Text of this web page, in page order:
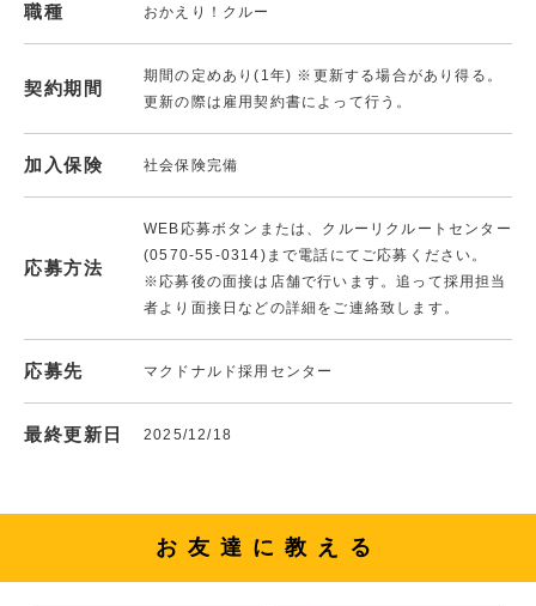
職種 おかえり！クルー
契約期間
期間の定めあり(1年) ※更新する場合があり得る。
更新の際は雇用契約書によって行う。
加入保険 社会保険完備
応募方法
WEB応募ボタンまたは、クルーリクルートセンター
(0570-55-0314)まで電話にてご応募ください。
※応募後の面接は店舗で行います。追って採用担当
者より面接日などの詳細をご連絡致します。
応募先 マクドナルド採用センター
最終更新日 2025/12/18
お友達に教える